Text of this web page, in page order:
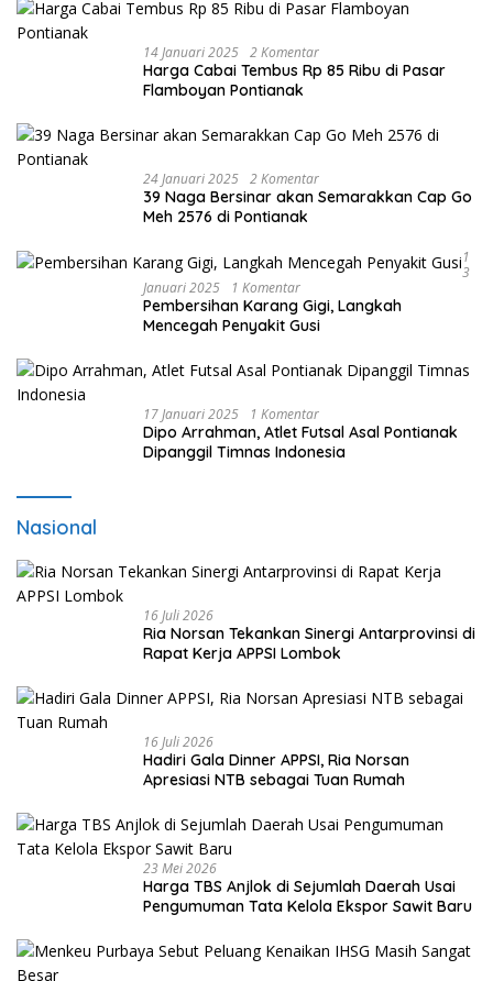
14 Januari 2025 2 Komentar
Harga Cabai Tembus Rp 85 Ribu di Pasar
Flamboyan Pontianak
24 Januari 2025 2 Komentar
39 Naga Bersinar akan Semarakkan Cap Go
Meh 2576 di Pontianak
1
3
Januari 2025
1 Komentar
Pembersihan Karang Gigi, Langkah
Mencegah Penyakit Gusi
17 Januari 2025 1 Komentar
Dipo Arrahman, Atlet Futsal Asal Pontianak
Dipanggil Timnas Indonesia
Nasional
16 Juli 2026
Ria Norsan Tekankan Sinergi Antarprovinsi di
Rapat Kerja APPSI Lombok
16 Juli 2026
Hadiri Gala Dinner APPSI, Ria Norsan
Apresiasi NTB sebagai Tuan Rumah
23 Mei 2026
Harga TBS Anjlok di Sejumlah Daerah Usai
Pengumuman Tata Kelola Ekspor Sawit Baru